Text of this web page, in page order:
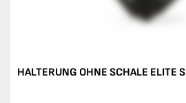
HALTERUNG OHNE SCHALE ELITE